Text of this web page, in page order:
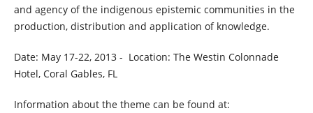
and agency of the indigenous epistemic communities in the
production, distribution and application of knowledge.
Date: May 17-22, 2013 - Location: The Westin Colonnade
Hotel, Coral Gables, FL
Information about the theme can be found at: